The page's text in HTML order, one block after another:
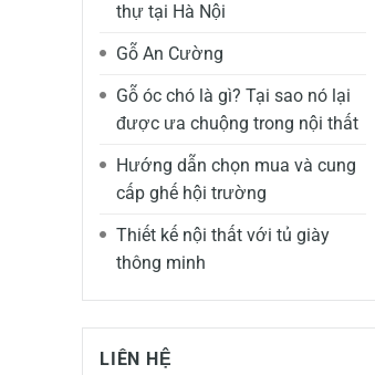
thự tại Hà Nội
Gỗ An Cường
Gỗ óc chó là gì? Tại sao nó lại
được ưa chuộng trong nội thất
Hướng dẫn chọn mua và cung
cấp ghế hội trường
Thiết kế nội thất với tủ giày
thông minh
LIÊN HỆ